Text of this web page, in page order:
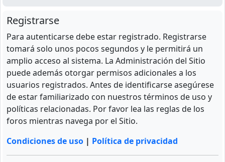
Registrarse
Para autenticarse debe estar registrado. Registrarse
tomará solo unos pocos segundos y le permitirá un
amplio acceso al sistema. La Administración del Sitio
puede además otorgar permisos adicionales a los
usuarios registrados. Antes de identificarse asegúrese
de estar familiarizado con nuestros términos de uso y
políticas relacionadas. Por favor lea las reglas de los
foros mientras navega por el Sitio.
Condiciones de uso | Política de privacidad